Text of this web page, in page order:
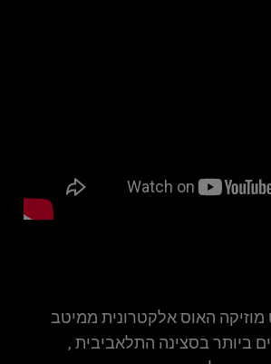
מוזיקה האוס אלקטרונית ממיטב
ביותר בסצינה התלאביבית ,